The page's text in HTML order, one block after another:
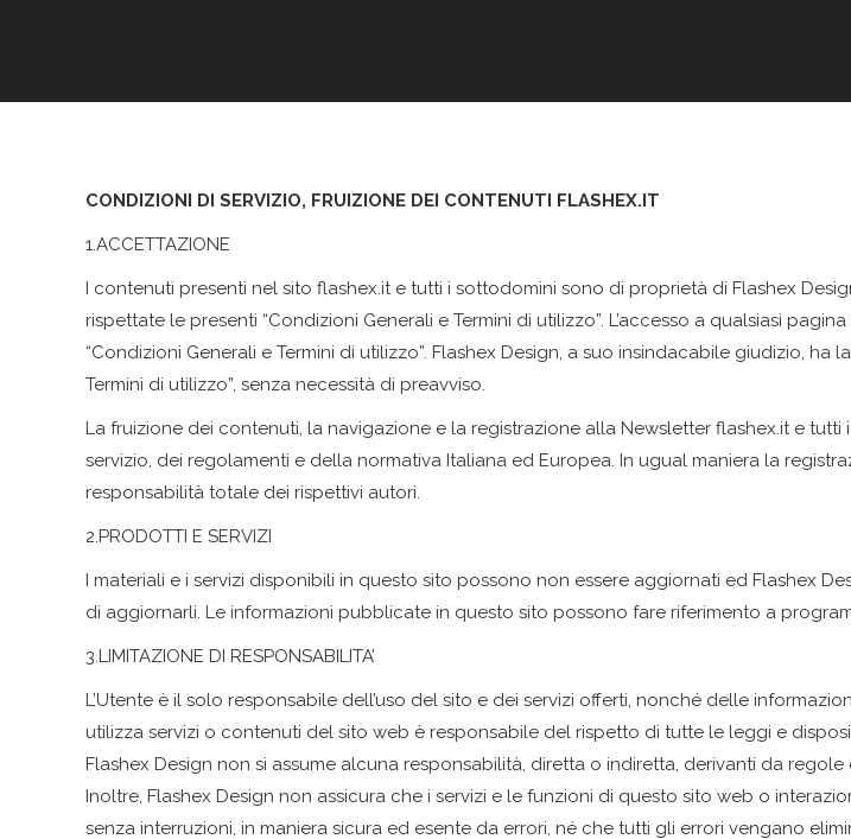
CONDIZIONI DI SERVIZIO, FRUIZIONE DEI CONTENUTI FLASHEX.IT
1.ACCETTAZIONE
I contenuti presenti nel sito flashex.it e tutti i sottodomini sono di proprietà di Flashex
rispettate le presenti “Condizioni Generali e Termini di utilizzo”. L’accesso a qualsiasi
“Condizioni Generali e Termini di utilizzo”. Flashex Design, a suo insindacabile giudizio,
Termini di utilizzo”, senza necessità di preavviso.
La fruizione dei contenuti, la navigazione e la registrazione alla Newsletter flashex.it e
servizio, dei regolamenti e della normativa Italiana ed Europea. In ugual maniera la
responsabilità totale dei rispettivi autori.
2.PRODOTTI E SERVIZI
I materiali e i servizi disponibili in questo sito possono non essere aggiornati ed Flashex
di aggiornarli. Le informazioni pubblicate in questo sito possono fare riferimento a
3.LIMITAZIONE DI RESPONSABILITA’
L’Utente è il solo responsabile dell’uso del sito e dei servizi offerti, nonché delle
utilizza servizi o contenuti del sito web è responsabile del rispetto di tutte le leggi e
Flashex Design non si assume alcuna responsabilità, diretta o indiretta, derivanti da
Inoltre, Flashex Design non assicura che i servizi e le funzioni di questo sito web o
senza interruzioni, in maniera sicura ed esente da errori, né che tutti gli errori vengano